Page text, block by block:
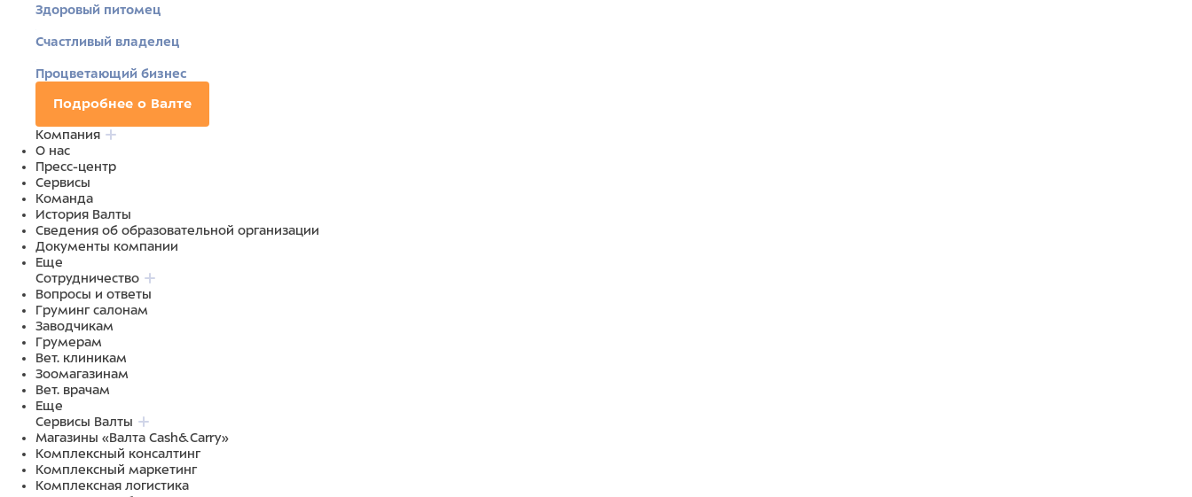
Здоровый питомец
Счастливый владелец
Процветающий бизнес
Подробнее о Валте
Компания
О нас
Пресс-центр
Сервисы
Команда
История Валты
Сведения об образовательной организации
Документы компании
Еще
Сотрудничество
Вопросы и ответы
Груминг салонам
Заводчикам
Грумерам
Вет. клиникам
Зоомагазинам
Вет. врачам
Еще
Сервисы Валты
Магазины «Валта Cash&Carry»
Комплексный консалтинг
Комплексный маркетинг
Комплексная логистика